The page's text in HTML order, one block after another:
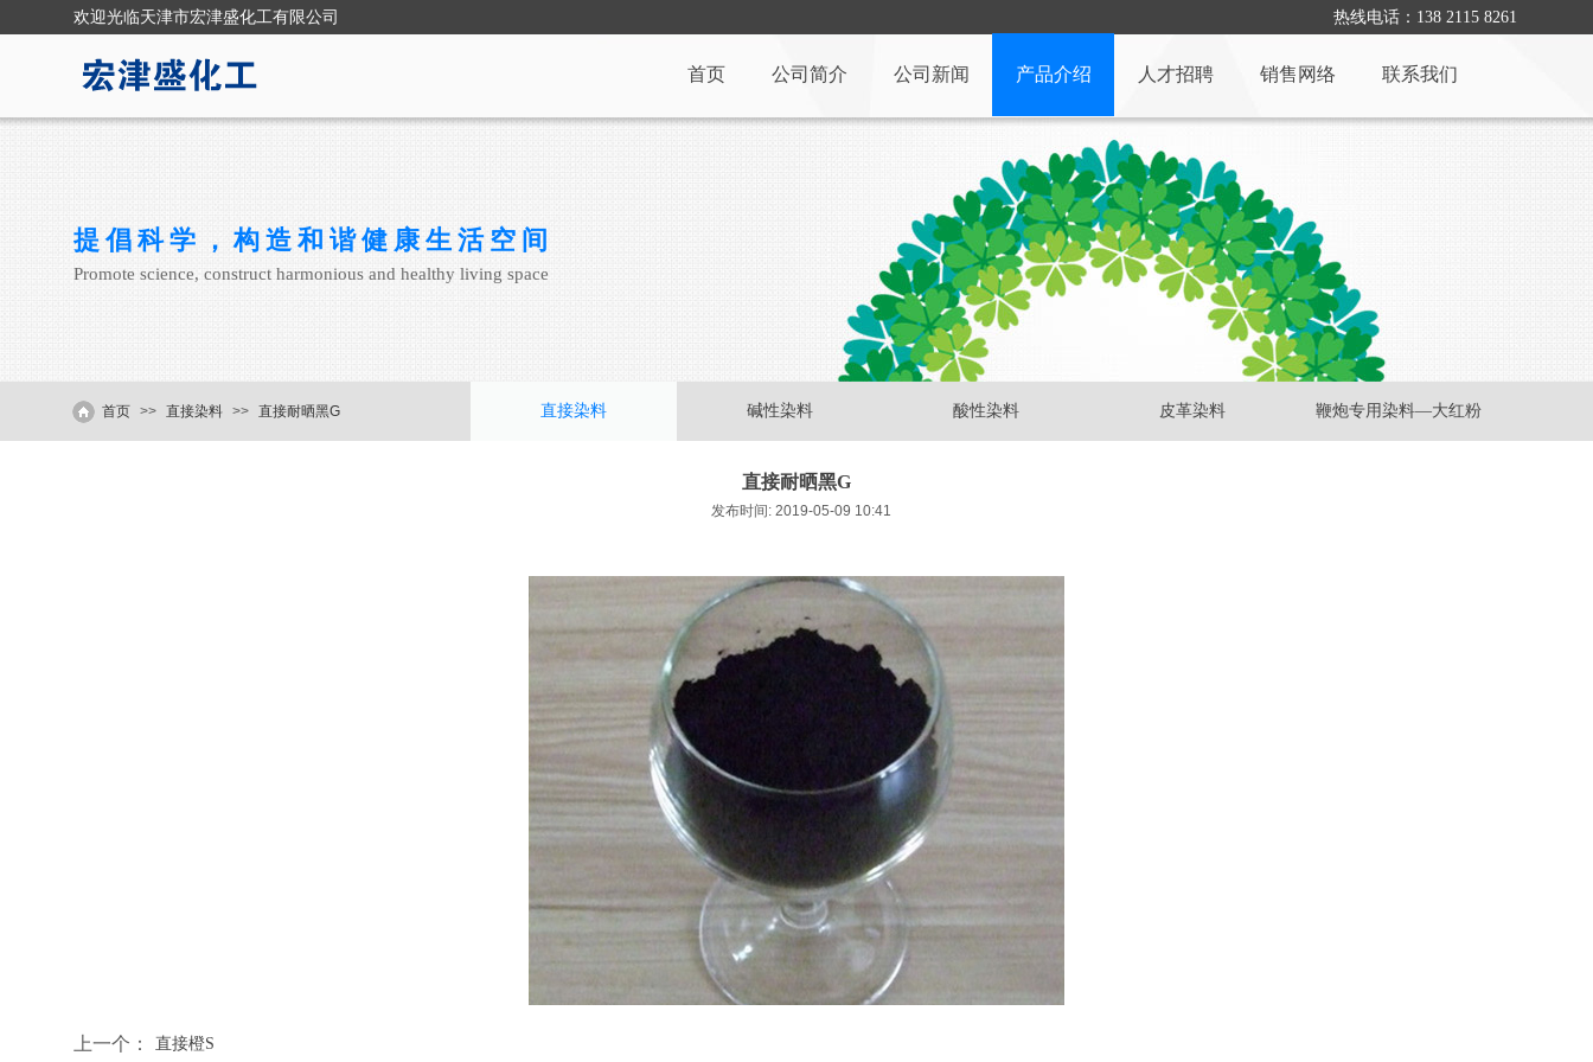
热线电话：138 2115 8261
欢迎光临天津市宏津盛化工有限公司
首页 公司简介 公司新闻 产品介绍 人才招聘 销售网络 联系我们
提倡科学，构造和谐健康生活空间
Promote science, construct harmonious and healthy living space
首页 >> 直接染料 >> 直接耐晒黑G 直接染料 碱性染料 酸性染料 皮革染料 鞭炮专用染料—大红粉
直接耐晒黑G
发布时间: 2019-05-09 10:41
上一个： 直接橙S